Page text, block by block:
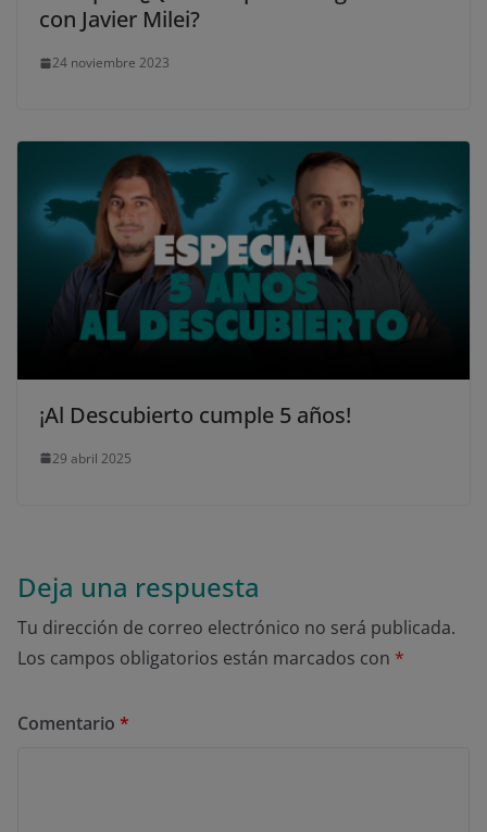
con Javier Milei?
24 noviembre 2023
¡Al Descubierto cumple 5 años!
29 abril 2025
Deja una respuesta
Tu dirección de correo electrónico no será publicada.
Los campos obligatorios están marcados con *
Comentario *